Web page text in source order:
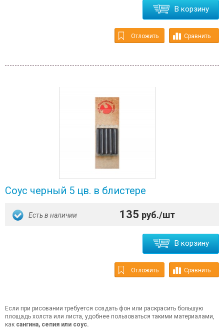
В корзину
Отложить Сравнить
Соус черный 5 цв. в блистере
Есть в наличии 135 руб./шт
В корзину
Отложить Сравнить
Если при рисовании требуется создать фон или раскрасить большую
площадь холста или листа, удобнее пользоваться такими материалами,
как сангина, сепия или соус.